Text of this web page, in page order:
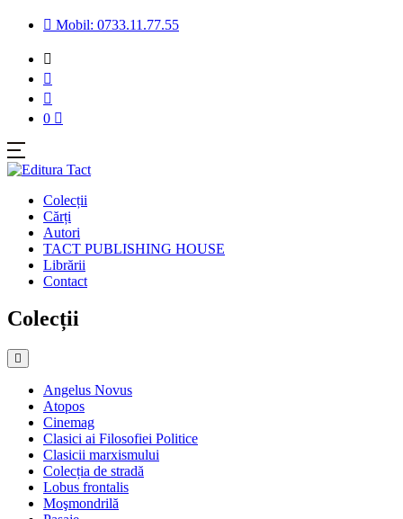
Mobil: 0733.11.77.55
0
Colecții
Cărți
Autori
TACT PUBLISHING HOUSE
Librării
Contact
Colecții
Angelus Novus
Atopos
Cinemag
Clasici ai Filosofiei Politice
Clasicii marxismului
Colecția de stradă
Lobus frontalis
Moşmondrilă